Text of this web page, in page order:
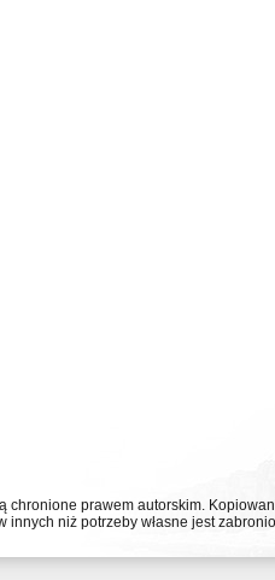
chronione prawem autorskim.
innych niż potrzeby własne jest